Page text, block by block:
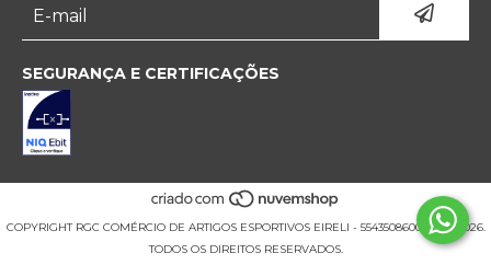
SEGURANÇA E CERTIFICAÇÕES
COPYRIGHT RGC COMÉRCIO DE ARTIGOS ESPORTIVOS EIRELI - 55435086000177 - 2026.
TODOS OS DIREITOS RESERVADOS.